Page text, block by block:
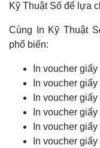
Kỹ Thuật Số để lựa
Cùng In Kỹ Thuật
phổ biến:
In voucher
In voucher
In voucher giấy
In voucher
In voucher
In voucher